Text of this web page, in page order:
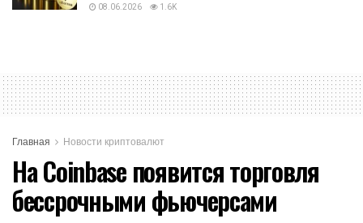
08.06.2026 1.6K
Главная Новости криптовалют
На Coinbase появится торговля
бессрочными фьючерсами